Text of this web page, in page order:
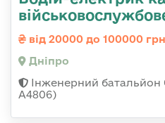
від 20000 до 100000 грн
Дніпро
Інженерний
А4806)